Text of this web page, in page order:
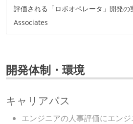
評価される「ロボオペレータ」開発の
Associates
開発体制・環境
キャリアパス
エンジニアの人事評価にエン